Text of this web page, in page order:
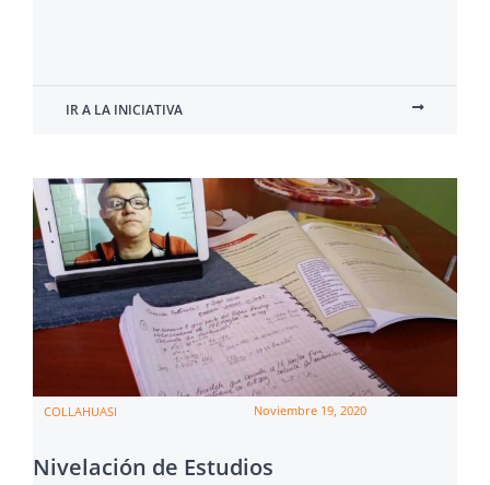
IR A LA INICIATIVA
COLLAHUASI Noviembre 19, 2020
Nivelación de Estudios